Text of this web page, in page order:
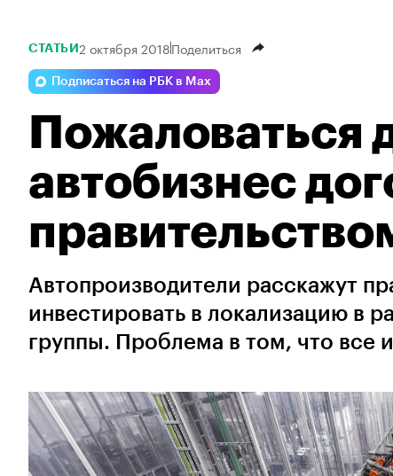
СТАТЬИ 2 октября 2018Поделиться
Подписаться на РБК в Max
Пожаловаться
автобизнес
Автопроизводители расскажут
инвестировать в локализацию в
группы. Проблема в том, что все